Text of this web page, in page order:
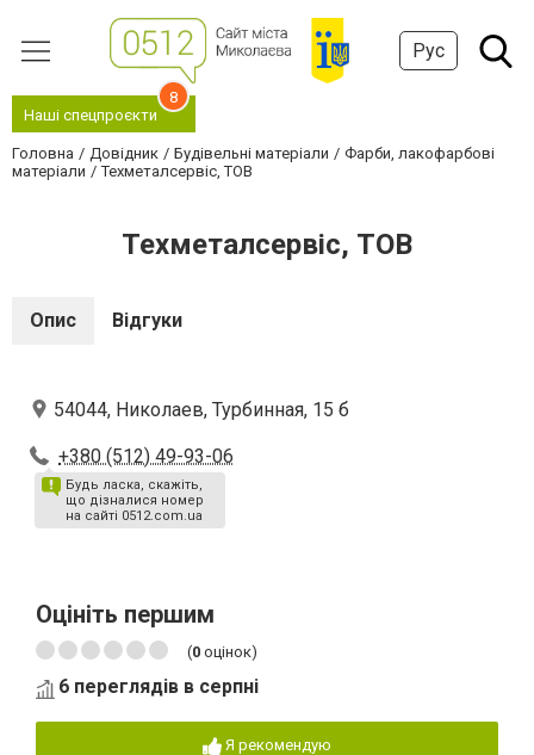
Рус
Наші спецпроєкти
8
Головна Довідник Будівельні матеріали
Фарби, лакофарбові
матеріали
Техметалсервіс, ТОВ
Техметалсервіс, ТОВ
Опис Відгуки
54044, Николаев, Турбинная, 15 б
+380 (512) 49-93-06
Будь ласка, скажіть,
що дізналися номер
на сайті 0512.com.ua
Оцініть першим
(0 оцінок)
6 переглядів в серпні
Я рекомендую